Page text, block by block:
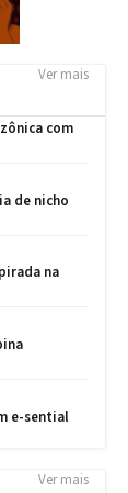
Ver mais
Ver mais